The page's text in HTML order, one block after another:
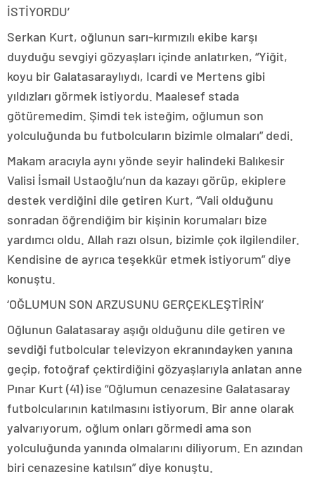
İSTİYORDU’
Serkan Kurt, oğlunun sarı-kırmızılı ekibe karşı
duyduğu sevgiyi gözyaşları içinde anlatırken, “Yiğit,
koyu bir Galatasaraylıydı, Icardi ve Mertens gibi
yıldızları görmek istiyordu. Maalesef stada
götüremedim. Şimdi tek isteğim, oğlumun son
yolculuğunda bu futbolcuların bizimle olmaları” dedi.
Makam aracıyla aynı yönde seyir halindeki Balıkesir
Valisi İsmail Ustaoğlu’nun da kazayı görüp, ekiplere
destek verdiğini dile getiren Kurt, “Vali olduğunu
sonradan öğrendiğim bir kişinin korumaları bize
yardımcı oldu. Allah razı olsun, bizimle çok ilgilendiler.
Kendisine de ayrıca teşekkür etmek istiyorum” diye
konuştu.
‘OĞLUMUN SON ARZUSUNU GERÇEKLEŞTİRİN’
Oğlunun Galatasaray aşığı olduğunu dile getiren ve
sevdiği futbolcular televizyon ekranındayken yanına
geçip, fotoğraf çektirdiğini gözyaşlarıyla anlatan anne
Pınar Kurt (41) ise “Oğlumun cenazesine Galatasaray
futbolcularının katılmasını istiyorum. Bir anne olarak
yalvarıyorum, oğlum onları görmedi ama son
yolculuğunda yanında olmalarını diliyorum. En azından
biri cenazesine katılsın” diye konuştu.